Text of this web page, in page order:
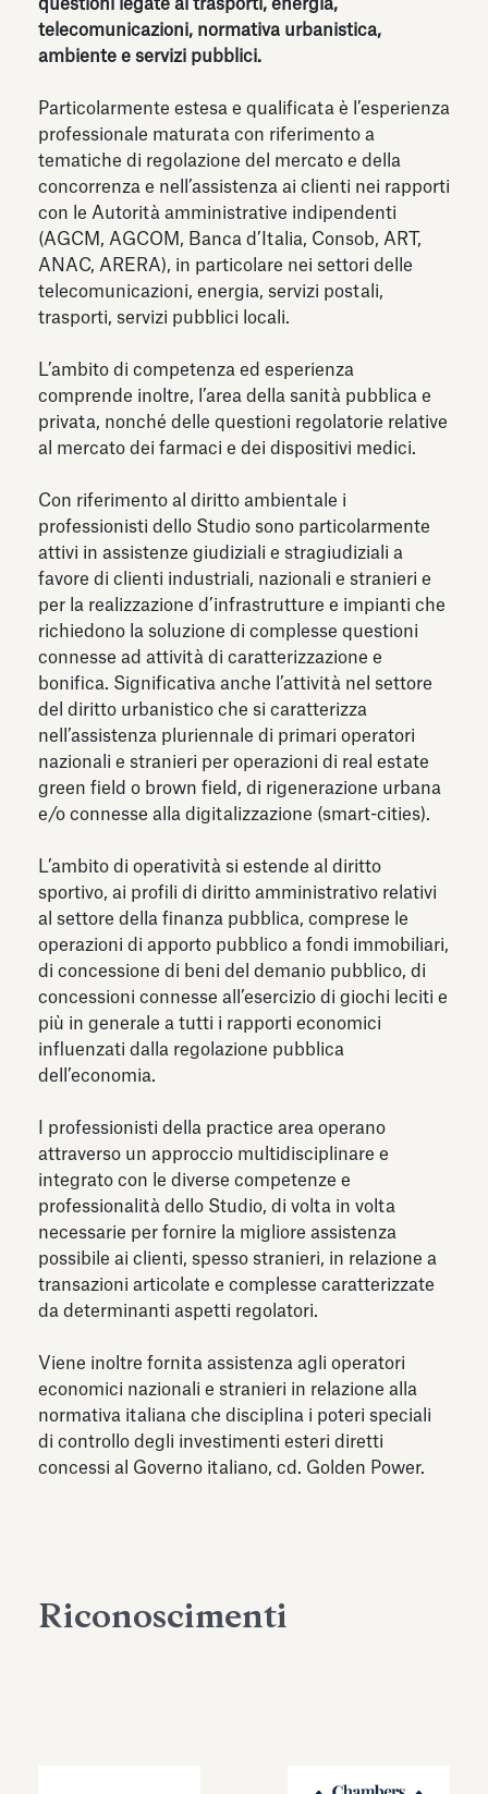
questioni legate ai trasporti, energia,
telecomunicazioni, normativa urbanistica,
ambiente e servizi pubblici.
Particolarmente estesa e qualificata è l’esperienza
professionale maturata con riferimento a
tematiche di regolazione del mercato e della
concorrenza e nell’assistenza ai clienti nei rapporti
con le Autorità amministrative indipendenti
(AGCM, AGCOM, Banca d’Italia, Consob, ART,
ANAC, ARERA), in particolare nei settori delle
telecomunicazioni, energia, servizi postali,
trasporti, servizi pubblici locali.
L’ambito di competenza ed esperienza
comprende inoltre, l’area della sanità pubblica e
privata, nonché delle questioni regolatorie relative
al mercato dei farmaci e dei dispositivi medici.
Con riferimento al diritto ambientale i
professionisti dello Studio sono particolarmente
attivi in assistenze giudiziali e stragiudiziali a
favore di clienti industriali, nazionali e stranieri e
per la realizzazione d’infrastrutture e impianti che
richiedono la soluzione di complesse questioni
connesse ad attività di caratterizzazione e
bonifica. Significativa anche l’attività nel settore
del diritto urbanistico che si caratterizza
nell’assistenza pluriennale di primari operatori
nazionali e stranieri per operazioni di real estate
green field o brown field, di rigenerazione urbana
e/o connesse alla digitalizzazione (smart-cities).
L’ambito di operatività si estende al diritto
sportivo, ai profili di diritto amministrativo relativi
al settore della finanza pubblica, comprese le
operazioni di apporto pubblico a fondi immobiliari,
di concessione di beni del demanio pubblico, di
concessioni connesse all’esercizio di giochi leciti e
più in generale a tutti i rapporti economici
influenzati dalla regolazione pubblica
dell’economia.
I professionisti della practice area operano
attraverso un approccio multidisciplinare e
integrato con le diverse competenze e
professionalità dello Studio, di volta in volta
necessarie per fornire la migliore assistenza
possibile ai clienti, spesso stranieri, in relazione a
transazioni articolate e complesse caratterizzate
da determinanti aspetti regolatori.
Viene inoltre fornita assistenza agli operatori
economici nazionali e stranieri in relazione alla
normativa italiana che disciplina i poteri speciali
di controllo degli investimenti esteri diretti
concessi al Governo italiano, cd. Golden Power.
Riconoscimenti